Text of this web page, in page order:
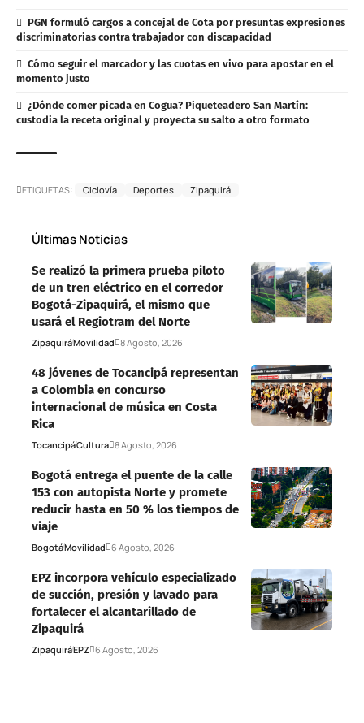
PGN formuló cargos a concejal de Cota por presuntas expresiones
discriminatorias contra trabajador con discapacidad
Cómo seguir el marcador y las cuotas en vivo para apostar en el
momento justo
¿Dónde comer picada en Cogua? Piqueteadero San Martín:
custodia la receta original y proyecta su salto a otro formato
ETIQUETAS: Ciclovía Deportes Zipaquirá
Últimas Noticias
Se realizó la primera prueba piloto
de un tren eléctrico en el corredor
Bogotá-Zipaquirá, el mismo que
usará el Regiotram del Norte
ZipaquiráMovilidad 8 Agosto, 2026
48 jóvenes de Tocancipá representan
a Colombia en concurso
internacional de música en Costa
Rica
TocancipáCultura 8 Agosto, 2026
Bogotá entrega el puente de la calle
153 con autopista Norte y promete
reducir hasta en 50 % los tiempos de
viaje
BogotáMovilidad 6 Agosto, 2026
EPZ incorpora vehículo especializado
de succión, presión y lavado para
fortalecer el alcantarillado de
Zipaquirá
ZipaquiráEPZ 6 Agosto, 2026